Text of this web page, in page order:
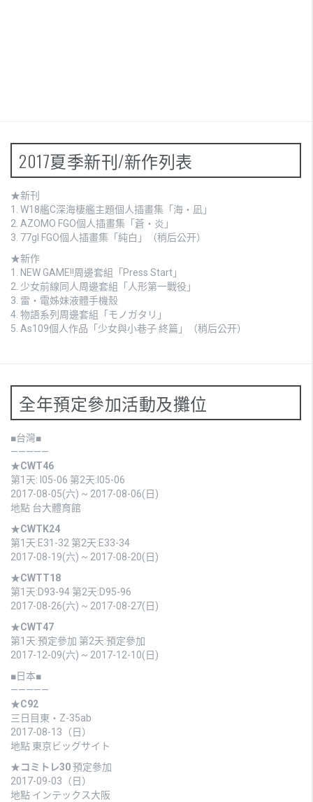
2017夏季新刊/新作列表
★新刊
1. W18艦C深海棲艦主題個人插畫集「海・凪」
2. AZOMO FGO個人插畫集「蒼・炎」
3. 77gl FGO個人插畫集「純白」（稍后公开）
★新作
1. NEW GAME!!周邊套組「Press Start」
2. 少女前線同人周邊套組「人形第一戰役」
3. 雷・電姊妹液體手機殼
4. 物語系列周邊套組「モノガタリ」
5. As109個人作品「少女與小巷子 終篇」（稍后公开）
全年預定參加活動及攤位
■台灣■
—————
★CWT46
第1天: I05-06 第2天:I05-06
2017-08-05(六) ~ 2017-08-06(日)
地點 台大體育館
★CWTK24
第1天:E31-32 第2天:E33-34
2017-08-19(六) ~ 2017-08-20(日)
★CWTT18
第1天:D93-94 第2天:D95-96
2017-08-26(六) ~ 2017-08-27(日)
★CWT47
第1天:預定參加 第2天:預定參加
2017-12-09(六) ~ 2017-12-10(日)
■日本■
—————
★C92
三日目東・Z-35ab
2017-08-13（日）
地點 東京ビッグサイト
★コミトレ30預定參加
2017-09-03（日）
地點 インテックス大阪